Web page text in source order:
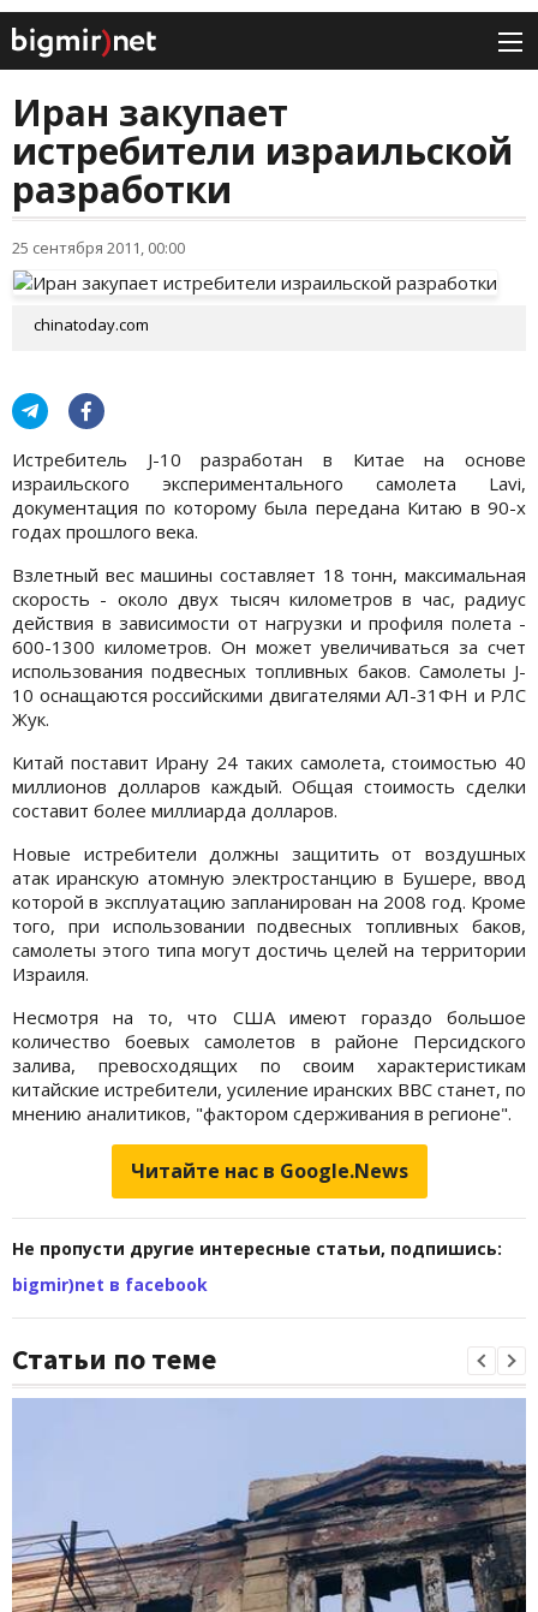
Иран закупает
истребители израильской
разработки
25 сентября 2011, 00:00
chinatoday.com
Истребитель J-10 разработан в Китае на основе
израильского экспериментального самолета Lavi,
документация по которому была передана Китаю в 90-х
годах прошлого века.
Взлетный вес машины составляет 18 тонн, максимальная
скорость - около двух тысяч километров в час, радиус
действия в зависимости от нагрузки и профиля полета -
600-1300 километров. Он может увеличиваться за счет
использования подвесных топливных баков. Самолеты J-
10 оснащаются российскими двигателями АЛ-31ФН и РЛС
Жук.
Китай поставит Ирану 24 таких самолета, стоимостью 40
миллионов долларов каждый. Общая стоимость сделки
составит более миллиарда долларов.
Новые истребители должны защитить от воздушных
атак иранскую атомную электростанцию в Бушере, ввод
которой в эксплуатацию запланирован на 2008 год. Кроме
того, при использовании подвесных топливных баков,
самолеты этого типа могут достичь целей на территории
Израиля.
Несмотря на то, что США имеют гораздо большое
количество боевых самолетов в районе Персидского
залива, превосходящих по своим характеристикам
китайские истребители, усиление иранских ВВС станет, по
мнению аналитиков, "фактором сдерживания в регионе".
Читайте нас в Google.News
Не пропусти другие интересные статьи, подпишись:
bigmir)net в facebook
Статьи по теме